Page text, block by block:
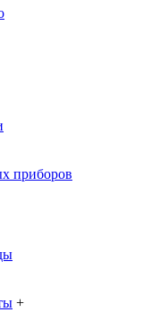
приборов
+